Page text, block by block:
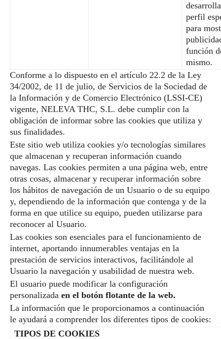
perfil
para
función
mismo.
Conforme a lo dispuesto en el artículo 22.2 de la Ley
34/2002, de 11 de julio, de Servicios de la Sociedad de
la Información y de Comercio Electrónico (LSSI-CE)
vigente, NELEVA THC, S.L. debe cumplir con la
obligación de informar sobre las cookies que utiliza y
sus finalidades.
Este sitio web utiliza cookies y/o tecnologías similares
que almacenan y recuperan información cuando
navegas. Las cookies permiten a una página web, entre
otras cosas, almacenar y recuperar información sobre
los hábitos de navegación de un Usuario o de su equipo
y, dependiendo de la información que contenga y de la
forma en que utilice su equipo, pueden utilizarse para
reconocer al Usuario.
Las cookies son esenciales para el funcionamiento de
internet, aportando innumerables ventajas en la
prestación de servicios interactivos, facilitándole al
Usuario la navegación y usabilidad de nuestra web.
El usuario puede modificar la configuración
personalizada en el botón flotante de la web.
La información que le proporcionamos a continuación
le ayudará a comprender los diferentes tipos de cookies:
TIPOS DE COOKIES